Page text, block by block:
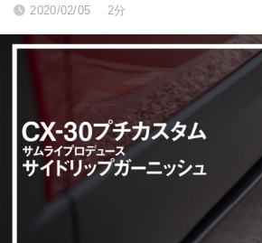
2020/02/05 2分